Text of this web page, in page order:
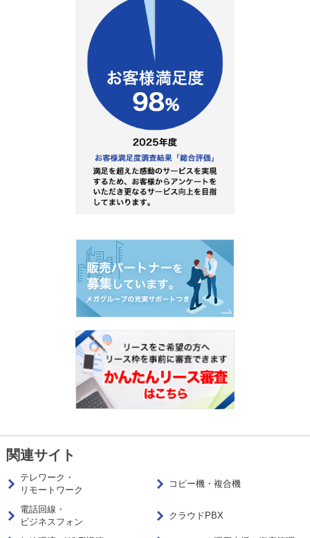
関連サイト
テレワーク・
リモートワーク
コピー機・複合機
電話回線・
ビジネスフォン
クラウドPBX